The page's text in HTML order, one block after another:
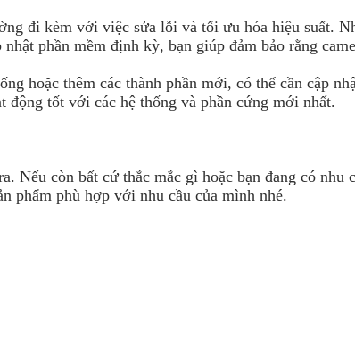
đi kèm với việc sửa lỗi và tối ưu hóa hiệu suất.
phần mềm định kỳ, bạn giúp đảm bảo rằng
hoặc thêm các thành phần mới, có thể cần cập
động tốt với các hệ thống và phần cứng mới nhất.
Nếu còn bất cứ thắc mắc gì hoặc bạn đang có nhu
phẩm phù hợp với nhu cầu của mình nhé.